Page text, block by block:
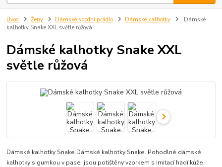
Úvod Ženy Dámské spodní prádlo Dámské kalhotky
Dámské
kalhotky Snake XXL světle růžová
Dámské kalhotky Snake XXL
světle růžová
Dámské kalhotky Snake.Dámské kalhotky Snake. Pohodlné dámské
kalhotky s gumkou v pase jsou potištěny vzorkem s imitací hadí kůže.